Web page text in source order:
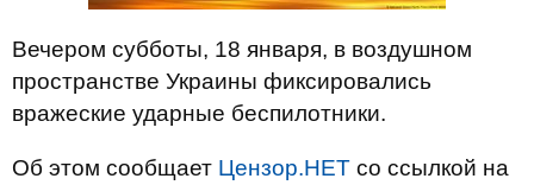
Вечером субботы, 18 января, в воздушном
пространстве Украины фиксировались
вражеские ударные беспилотники.
Об этом сообщает Цензор.НЕТ со ссылкой на